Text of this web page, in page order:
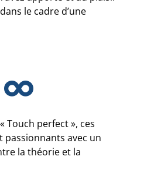
le cadre d’une
Touch perfect », ces
avec un
la théorie et la